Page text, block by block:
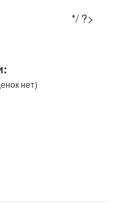
*/ ?>
нет)